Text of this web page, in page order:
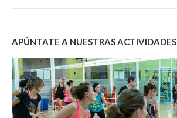
APÚNTATE A NUESTRAS ACTIVIDADES